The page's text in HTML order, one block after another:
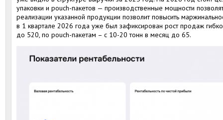
упаковки и pouch-пакетов — производственные мощности
реализации указанной продукции позволит повысить
в 1 квартале 2026 года уже был зафиксирован рост продаж
до 520, по pouch-пакетам – с 10-20 тонн в месяц до 65.